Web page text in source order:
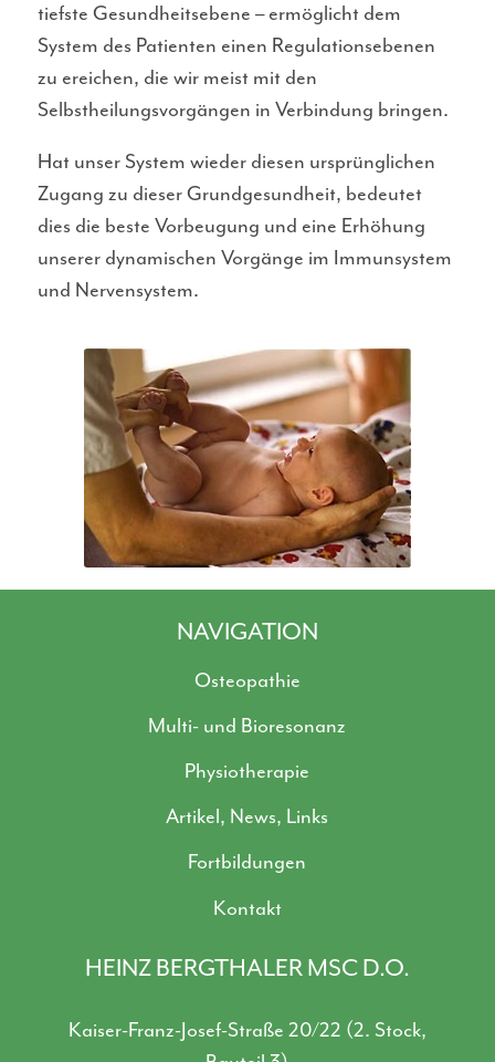
tiefste Gesundheitsebene – ermöglicht dem
System des Patienten einen Regulationsebenen
zu ereichen, die wir meist mit den
Selbstheilungsvorgängen in Verbindung bringen.
Hat unser System wieder diesen ursprünglichen
Zugang zu dieser Grundgesundheit, bedeutet
dies die beste Vorbeugung und eine Erhöhung
unserer dynamischen Vorgänge im Immunsystem
und Nervensystem.
NAVIGATION
Osteopathie
Multi- und Bioresonanz
Physiotherapie
Artikel, News, Links
Fortbildungen
Kontakt
HEINZ BERGTHALER MSC D.O.
Kaiser-Franz-Josef-Straße 20/22 (2. Stock,